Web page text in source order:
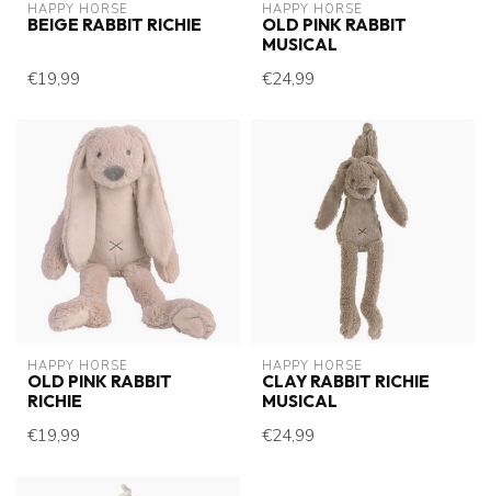
HAPPY HORSE
BEIGE RABBIT RICHIE
€19,99
HAPPY HORSE
OLD PINK RABBIT
MUSICAL
€24,99
HAPPY HORSE
OLD PINK RABBIT
RICHIE
€19,99
HAPPY HORSE
CLAY RABBIT RICHIE
MUSICAL
€24,99